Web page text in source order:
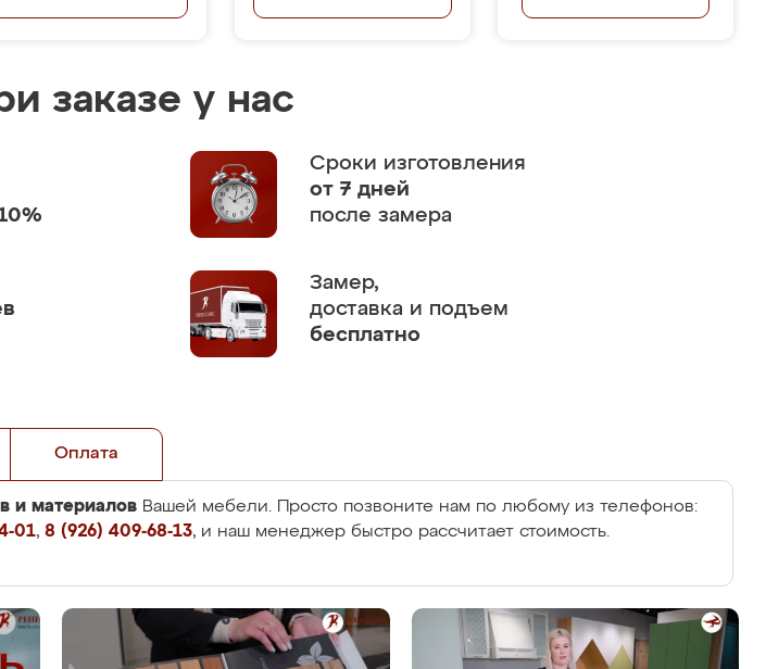
заказе у нас
Сроки изготовления
от 7 дней
после замера
Замер,
доставка и подъем
бесплатно
Оплата
и материалов Вашей мебели. Просто позвоните нам по любому из телефонов:
01, 8 (926) 409-68-13, и наш менеджер быстро рассчитает стоимость.